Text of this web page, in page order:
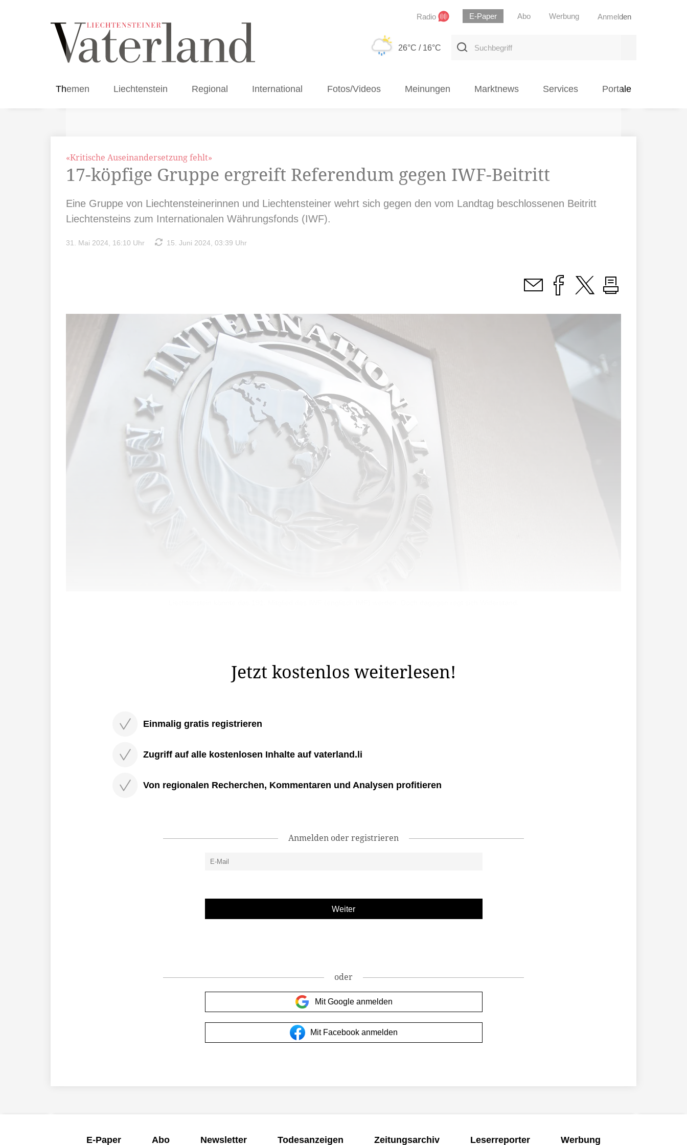
Radio E-Paper Abo Werbung Anmelden
26°C / 16°C
Suchbegriff
Themen Liechtenstein Regional International Fotos/Videos Meinungen Marktnews Services Portale
«Kritische Auseinandersetzung fehlt»
17-köpfige Gruppe ergreift Referendum gegen IWF-Beitritt
Eine Gruppe von Liechtensteinerinnen und Liechtensteiner wehrt sich gegen den vom Landtag beschlossenen Beitritt
Liechtensteins zum Internationalen Währungsfonds (IWF).
31. Mai 2024, 16:10 Uhr 15. Juni 2024, 03:39 Uhr
Jetzt kostenlos weiterlesen!
Einmalig gratis registrieren
Zugriff auf alle kostenlosen Inhalte auf vaterland.li
Von regionalen Recherchen, Kommentaren und Analysen profitieren
Anmelden oder registrieren
oder
Mit Google anmelden
Mit Facebook anmelden
E-Paper Abo Newsletter Todesanzeigen Zeitungsarchiv Leserreporter Werbung